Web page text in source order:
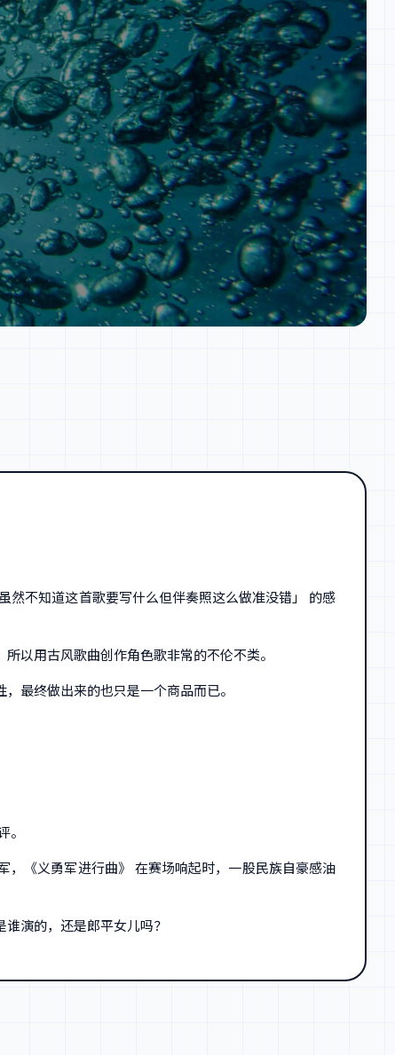
然不知道这首歌要写什么但伴奏照这么做准没错」 的感
以用古风歌曲创作角色歌非常的不伦不类。
最终做出来的也只是一个商品而已。
，《义勇军进行曲》 在赛场响起时，一股民族自豪感油
演的，还是郎平女儿吗？